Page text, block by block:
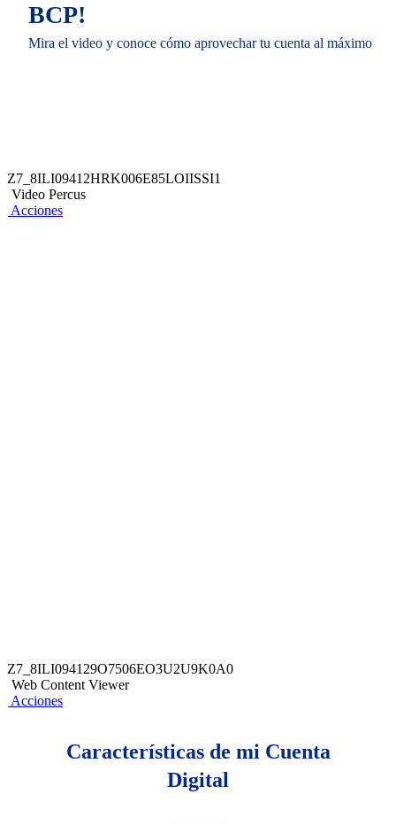
BCP!
Mira el video y conoce cómo aprovechar tu cuenta al máximo
Z7_8ILI09412HRK006E85LOIISSI1
Video Percus
Acciones
Z7_8ILI094129O7506EO3U2U9K0A0
Web Content Viewer
Acciones
Características de mi Cuenta
Digital